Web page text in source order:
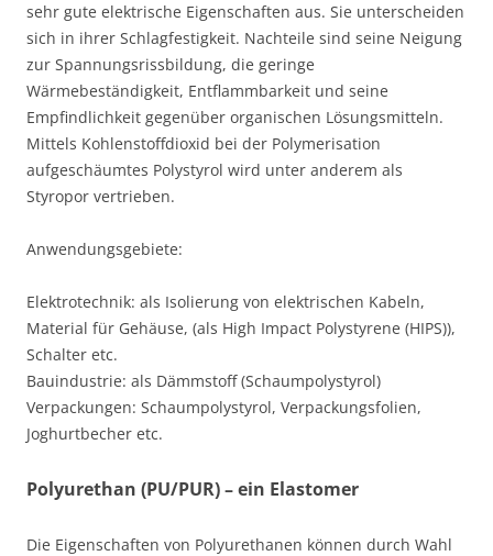
sehr gute elektrische Eigenschaften aus. Sie unterscheiden
sich in ihrer Schlagfestigkeit. Nachteile sind seine Neigung
zur Spannungsrissbildung, die geringe
Wärmebeständigkeit, Entflammbarkeit und seine
Empfindlichkeit gegenüber organischen Lösungsmitteln.
Mittels Kohlenstoffdioxid bei der Polymerisation
aufgeschäumtes Polystyrol wird unter anderem als
Styropor vertrieben.
Anwendungsgebiete:
Elektrotechnik: als Isolierung von elektrischen Kabeln,
Material für Gehäuse, (als High Impact Polystyrene (HIPS)),
Schalter etc.
Bauindustrie: als Dämmstoff (Schaumpolystyrol)
Verpackungen: Schaumpolystyrol, Verpackungsfolien,
Joghurtbecher etc.
Polyurethan (PU/PUR) – ein Elastomer
Die Eigenschaften von Polyurethanen können durch Wahl